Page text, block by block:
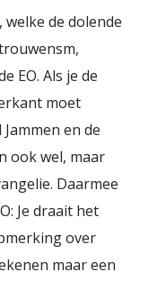
de dolende
EO. Als je de
moet
en de
ook wel, maar
Daarmee
Je draait het
over
maar een